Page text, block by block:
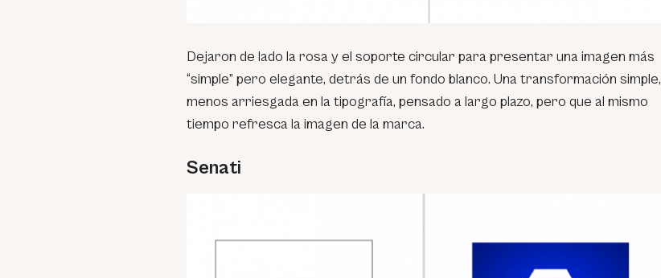
Dejaron de lado la rosa y el soporte circular para presentar una imagen más
“simple” pero elegante, detrás de un fondo blanco. Una transformación simple,
menos arriesgada en la tipografía, pensado a largo plazo, pero que al mismo
tiempo refresca la imagen de la marca.
Senati